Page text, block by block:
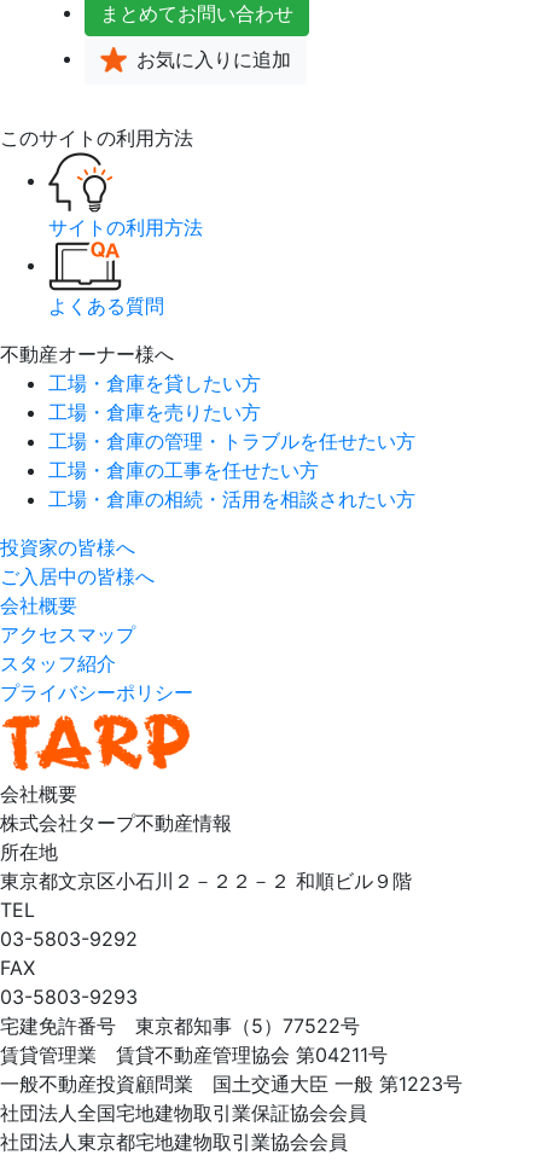
まとめてお問い合わせ
お気に入り に追加
このサイトの利用方法
サイトの利用方法
よくある質問
不動産オーナー様へ
工場・倉庫を貸したい方
工場・倉庫を売りたい方
工場・倉庫の管理・トラブルを任せたい方
工場・倉庫の工事を任せたい方
工場・倉庫の相続・活用を相談されたい方
投資家の皆様へ
ご入居中の皆様へ
会社概要
アクセスマップ
スタッフ紹介
プライバシーポリシー
会社概要
株式会社タープ不動産情報
所在地
東京都文京区小石川２－２２－２ 和順ビル９階
TEL
03-5803-9292
FAX
03-5803-9293
宅建免許番号 東京都知事（5）77522号
賃貸管理業 賃貸不動産管理協会 第04211号
一般不動産投資顧問業 国土交通大臣 一般 第1223号
社団法人全国宅地建物取引業保証協会会員
社団法人東京都宅地建物取引業協会会員